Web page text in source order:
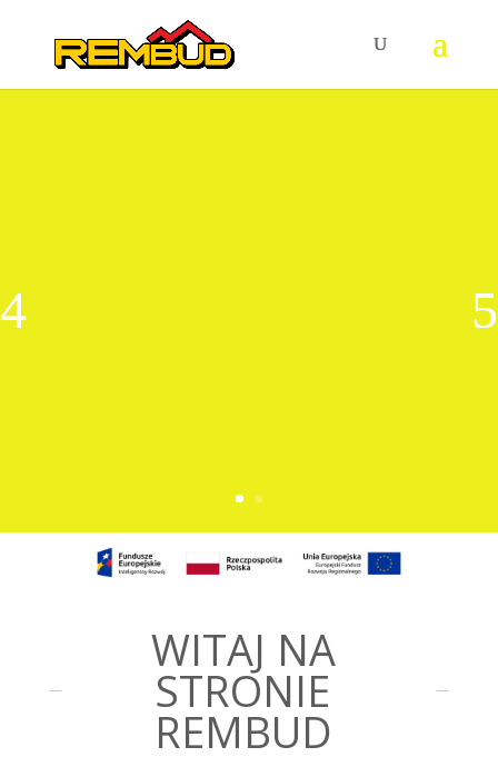
WITAJ NA
STRONIE
REMBUD